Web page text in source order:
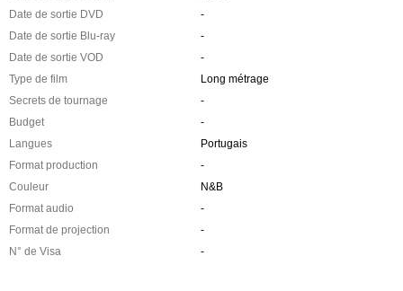
Date de sortie DVD
-
Date de sortie Blu-ray
-
Date de sortie VOD
-
Type de film
Long métrage
Secrets de tournage
-
Budget
-
Langues
Portugais
Format production
-
Couleur
N&B
Format audio
-
Format de projection
-
N° de Visa
-